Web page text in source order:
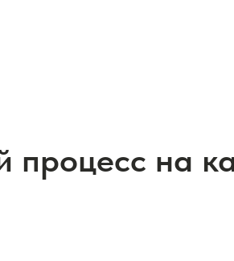
процесс на